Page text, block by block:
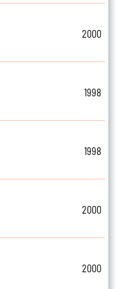
2000
1998
1998
2000
2000